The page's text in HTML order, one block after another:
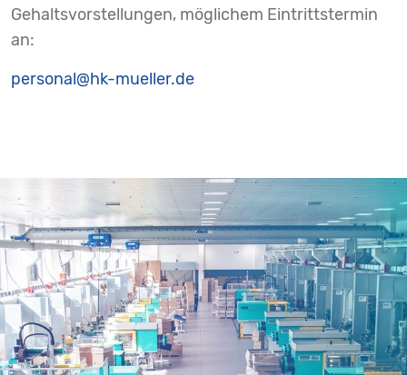
Gehaltsvorstellungen, möglichem Eintrittstermin
an:
personal@hk-mueller.de